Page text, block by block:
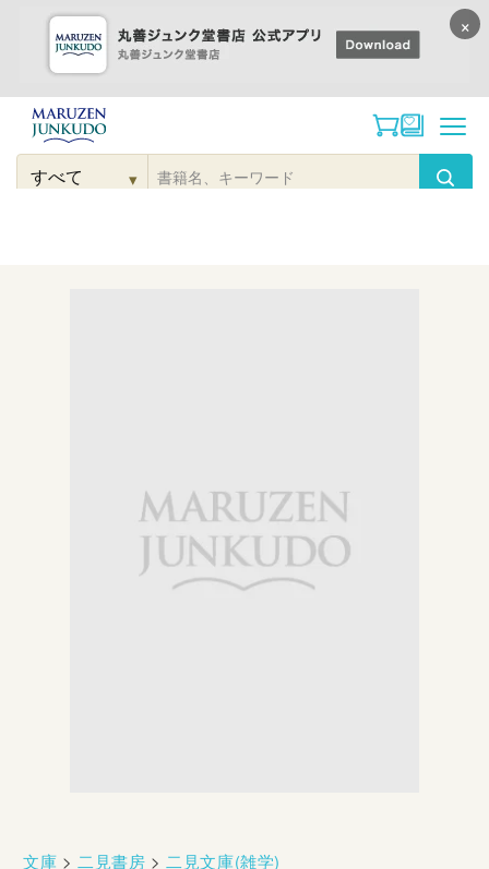
コンテンツに
進む
検
▾
文庫 > 二見書房 > 二見文庫(雑学)
×